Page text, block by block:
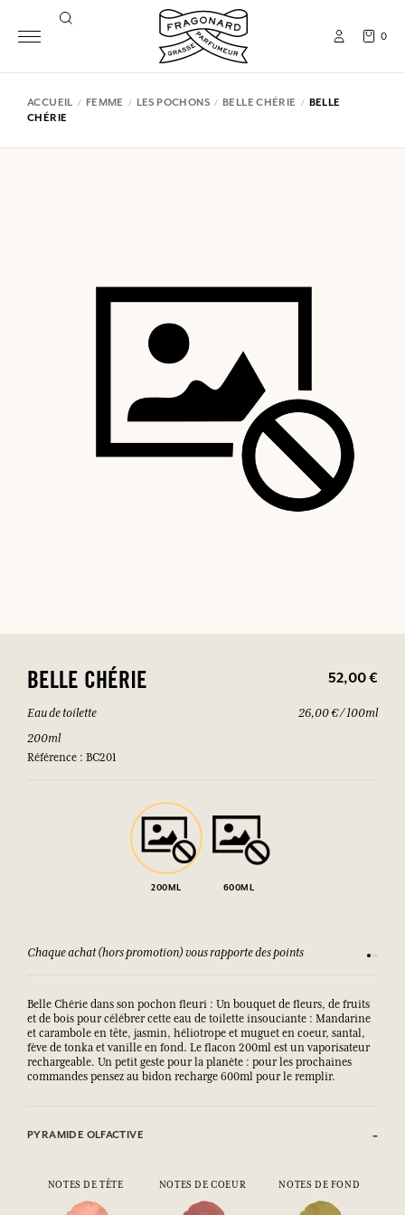
0
ACCUEIL FEMME LES POCHONS BELLE CHÉRIE
BELLE
CHÉRIE
BELLE CHÉRIE 52,00 €
Eau de toilette
200ml
Référence : BC201
26,00 € / 100ml
200ML 600ML
Chaque achat (hors promotion) vous rapporte des points
Belle Chérie dans son pochon fleuri : Un bouquet de fleurs, de fruits
et de bois pour célébrer cette eau de toilette insouciante : Mandarine
et carambole en tête, jasmin, héliotrope et muguet en coeur, santal,
fève de tonka et vanille en fond. Le flacon 200ml est un vaporisateur
rechargeable. Un petit geste pour la planète : pour les prochaines
commandes pensez au bidon recharge 600ml pour le remplir.
PYRAMIDE OLFACTIVE
NOTES DE TÊTE NOTES DE COEUR NOTES DE FOND